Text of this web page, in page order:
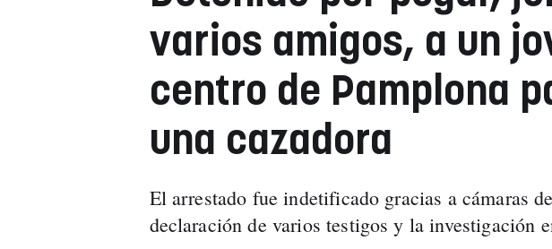
varios amigos, a un
centro de Pamplona
una cazadora
El arrestado fue indetificado gracias a cámaras
declaración de varios testigos y la investigación